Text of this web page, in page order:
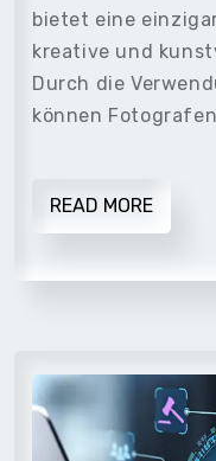
bietet eine
kreative und
Durch die
können
READ MORE